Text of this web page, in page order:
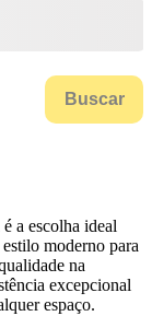
Buscar
é a escolha ideal
moderno para
na
excepcional
espaço.